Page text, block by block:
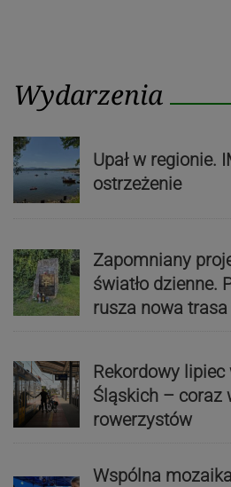
Wydarzenia
Upał w regionie.
ostrzeżenie
Zapomniany
światło dzienne.
rusza nowa
Rekordowy
Śląskich – coraz
rowerzystów
Wspólna